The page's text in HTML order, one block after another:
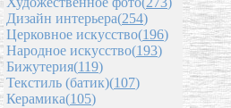
Дизайн интерьера(254)
Церковное искусство(196)
Народное искусство(193)
Бижутерия(119)
Текстиль (батик)(107)
Керамика(105)